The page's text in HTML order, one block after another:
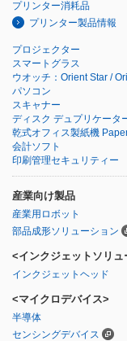
プリンター消耗品
プリンター製品情報
プロジェクター
スマートグラス
ウオッチ：Orient Star /
パソコン
スキャナー
ディスク デュプリケータ
乾式オフィス製紙機
会計ソフト
印刷管理セキュリティー
産業向け製品
産業用ロボット
部品成形ソリューション
<インクジェットソリュ
インクジェットヘッド
<マイクロデバイス>
半導体
センシングデバイス